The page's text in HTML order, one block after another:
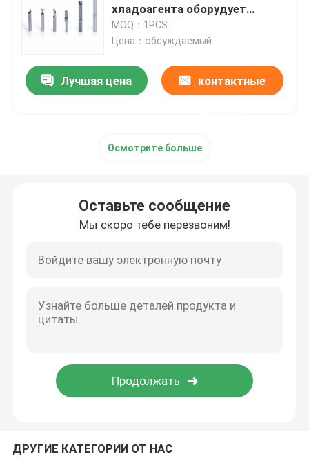
Карбид калибруя вставку
Компоненты прессформы пунша
вставки карбида филируя
Карбид продевая нитку вставки
Отрезка вставки
Инструменты карбида сверля
хладоагента оборудует
твердые рейборы сверла
карбида
MOQ：1PCS
Цена：обсуждаемый
Лучшая цена контактные
Осмотрите больше
Оставьте сообщение
Мы скоро тебе перезвоним!
ДРУГИЕ КАТЕГОРИИ ОТ НАС